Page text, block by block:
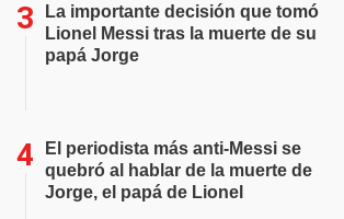
La importante decisión que tomó
Lionel Messi tras la muerte de su
papá Jorge
El periodista más anti-Messi se
quebró al hablar de la muerte de
Jorge, el papá de Lionel